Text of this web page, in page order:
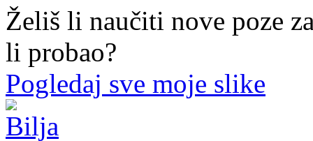
Želiš li naučiti nove poze
li probao?
Pogledaj sve moje slike